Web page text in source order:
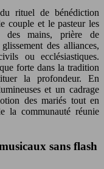
rituel de bénédiction
couple et le pasteur les
des mains, prière de
des alliances,
ou ecclésiastiques.
forte dans la tradition
la profondeur. En
et un cadrage
des mariés tout en
la communauté réunie
sans flash